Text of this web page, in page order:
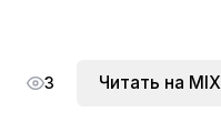
3 Читать на MIX